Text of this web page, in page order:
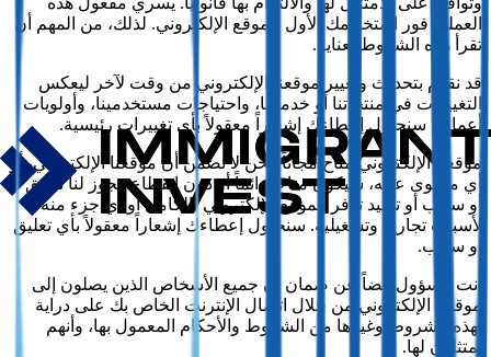
العملية فور استخدامك الأول للموقع الإلكتروني. لذلك، من المهم أن
تقرأ هذه الشروط بعناية.
قد نقوم بتحديث وتغيير موقعنا الإلكتروني من وقت لآخر ليعكس
التغييرات في منتجاتنا أو خدماتنا، واحتياجات مستخدمينا، وأولويات
أعمالنا. سنحاول إعطاءك إشعاراً معقولاً بأي تغييرات رئيسية.
موقعنا الإلكتروني متاح مجاناً. نحن لا نضمن أن موقعنا الإلكتروني، أو
أي محتوى عليه، سيكون متاحاً دائماً أو دون انقطاع. يجوز لنا تعليق
أو سحب أو تقييد توفر الموقع الإلكتروني بالكامل أو أي جزء منه
لأسباب تجارية وتشغيلية. سنحاول إعطاءك إشعاراً معقولاً بأي تعليق
أو سحب.
أنت مسؤول أيضاً عن ضمان أن جميع الأشخاص الذين يصلون إلى
موقعنا الإلكتروني من خلال اتصال الإنترنت الخاص بك على دراية
بهذه الشروط وغيرها من الشروط والأحكام المعمول بها، وأنهم
يمتثلون لها.